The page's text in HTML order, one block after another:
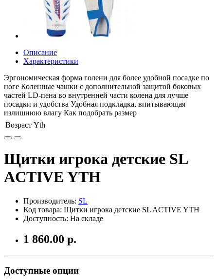
Описание
Характеристики
Эргономическая форма голени для более удобной посадке по
ноге Коленные чашки с дополнительной защитой боковых
частей LD-пена во внутренней части колена для лучше
посадки и удобства Удобная подкладка, впитывающая
излишнюю влагу Как подобрать размер
Возраст Yth
Щитки игрока детские SL
ACTIVE YTH
Производитель: SL
Код товара: Щитки игрока детские SL ACTIVE YTH
Доступность: На складе
1 860.00 р.
Доступные опции